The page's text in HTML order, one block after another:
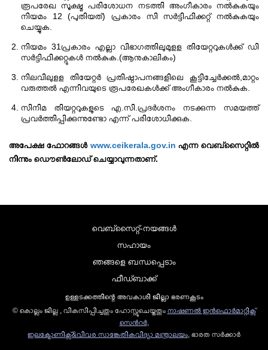
രൂപരേഖ സൂക്ഷ്മ പരിശോധന നടത്തി അംഗീകാരം നൽകുകയും
നിയമം 12 (പുതിയത്) പ്രകാരം സി സർട്ടിഫിക്കറ്റ് നൽകുകയും
ചെയ്യുക.
നിയമം 31പ്രകാരം എല്ലാ വിഭാഗത്തിലുമുളള തിയേറ്ററുകൾക്ക് ഡി
സർട്ടിഫിക്കറ്റുകൾ നൽകുക.(ആനുകാലികം)
നിലവിലുളള തിയേറ്റർ പ്രതിഷ്ഠാപനങ്ങളിലെ കൂട്ടിച്ചേർക്കൽ,മാറ്റം
വരുത്തൽ എന്നിവയുടെ രൂപരേഖകൾക്ക് അംഗീകാരം നൽകുക.
സിനിമ തിയറ്ററുകളുടെ എ.സി.പ്രദർശനം നടക്കുന്ന സമയത്ത്
പ്രവർത്തിപ്പിക്കുന്നുണ്ടോ എന്ന് പരിശോധിക്കുക.
അപേക്ഷ ഫോറങ്ങൾ www.ceikerala.gov.in എന്ന വെബ്സൈറ്റിൽ
നിന്നും ഡൌണ്‍ലോഡ് ചെയ്യാവുന്നതാണ്.
വെബ്സൈറ്റ്-നയങ്ങള്‍
സഹായം
ഞങ്ങളെ ബന്ധപ്പെടാം
ഫീഡ്ബാക്ക്
ഉള്ളടക്കത്തിന്റെ അവകാശി ജില്ലാ ഭരണകൂടം
© കൊല്ലം ജില്ല , വികസിപ്പിച്ചതും ഹോസ്റ്റുചെയ്തതും നാഷണല്‍ ഇന്‍ഫൊര്‍മാറ്റിക്സ്
സെന്‍റര്‍,
ഇലക്ട്രോണിക്സ്&വിവര സാങ്കേതികവിദ്യാ മന്ത്രാലയം, ഭാരത സര്‍ക്കാര്‍